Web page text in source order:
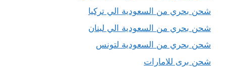
شحن بحري من السعودية الي تركيا
شحن بحري من السعودية الي لبنان
شحن بحري من السعودية لتونس
شحن برى للامارات